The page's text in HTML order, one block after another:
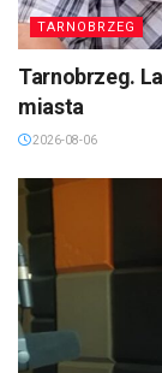
TARNOBRZEG
Tarnobrzeg.
miasta
2026-08-06